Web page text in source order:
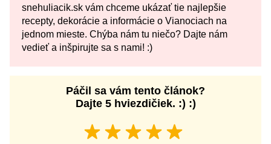
snehuliacik.sk vám chceme ukázať tie najlepšie
recepty, dekorácie a informácie o Vianociach na
jednom mieste. Chýba nám tu niečo? Dajte nám
vedieť a inšpirujte sa s nami! :)
Páčil sa vám tento článok?
Dajte 5 hviezdičiek. :) :)